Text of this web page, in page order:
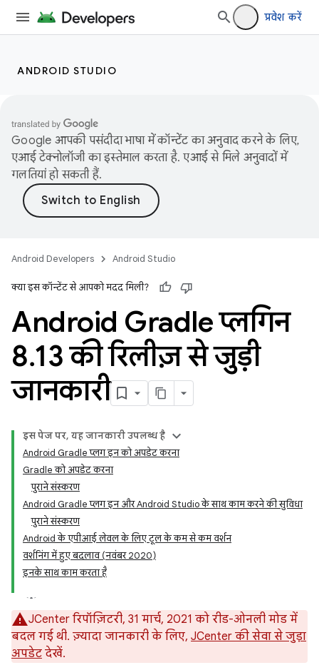
प्रवेश करें
ANDROID STUDIO
Google आपकी पसंदीदा भाषा में कॉन्टेंट का अनुवाद करने के लिए,
एआई टेक्नोलॉजी का इस्तेमाल करता है. एआई से मिले अनुवादों में
गलतियां हो सकती हैं.
Android Developers Android Studio
क्या इस कॉन्टेंट से आपको मदद मिली?
Android Gradle प्लगिन
8.13 की रिलीज़ से जुड़ी
जानकारी
इस पेज पर, यह जानकारी उपलब्ध है
Android Gradle प्लग इन को अपडेट करना
Gradle को अपडेट करना
पुराने संस्करण
Android Gradle प्लग इन और Android Studio के साथ काम करने की सुविधा
पुराने संस्करण
Android के एपीआई लेवल के लिए टूल के कम से कम वर्शन
वर्शनिंग में हुए बदलाव (नवंबर 2020)
इनके साथ काम करता है
JCenter रिपॉज़िटरी, 31 मार्च, 2021 को रीड-ओनली मोड में
बदल गई थी. ज़्यादा जानकारी के लिए, JCenter की सेवा से जुड़ा
अपडेट देखें.